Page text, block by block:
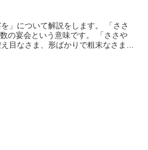
」について解説をします。 「ささ
の宴会という意味です。 「ささや
目なさま、形ばかりで粗末なさまと